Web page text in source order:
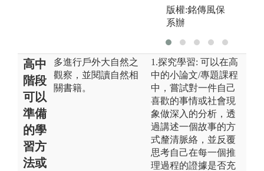
版權:銘傳風保
系辦
高中
階段
可以
準備
的學
習方
法或
多進行戶外大自然之
觀察，並閱讀自然相
關書籍。
1.探究學習: 可以在高
中的小論文/專題課程
中，嘗試對一件自己
喜歡的事情或社會現
象做深入的分析，透
過講述一個故事的方
式釐清脈絡，並反覆
思考自己在每一個推
理過程的證據是否充